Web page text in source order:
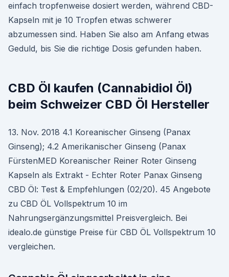
einfach tropfenweise dosiert werden, während CBD-
Kapseln mit je 10 Tropfen etwas schwerer
abzumessen sind. Haben Sie also am Anfang etwas
Geduld, bis Sie die richtige Dosis gefunden haben.
CBD Öl kaufen (Cannabidiol Öl)
beim Schweizer CBD Öl Hersteller
13. Nov. 2018 4.1 Koreanischer Ginseng (Panax
Ginseng); 4.2 Amerikanischer Ginseng (Panax
FürstenMED Koreanischer Reiner Roter Ginseng
Kapseln als Extrakt - Echter Roter Panax Ginseng
CBD Öl: Test & Empfehlungen (02/20). 45 Angebote
zu CBD ÖL Vollspektrum 10 im
Nahrungsergänzungsmittel Preisvergleich. Bei
idealo.de günstige Preise für CBD ÖL Vollspektrum 10
vergleichen.